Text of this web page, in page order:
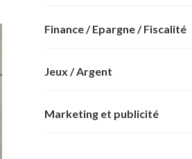
Finance / Epargne / Fiscalité
Jeux / Argent
Marketing et publicité